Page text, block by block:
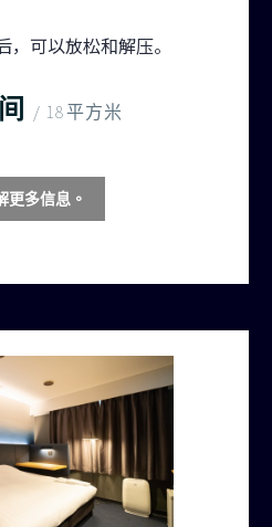
可以放松和解压。
/ 18平方米
更多信息。